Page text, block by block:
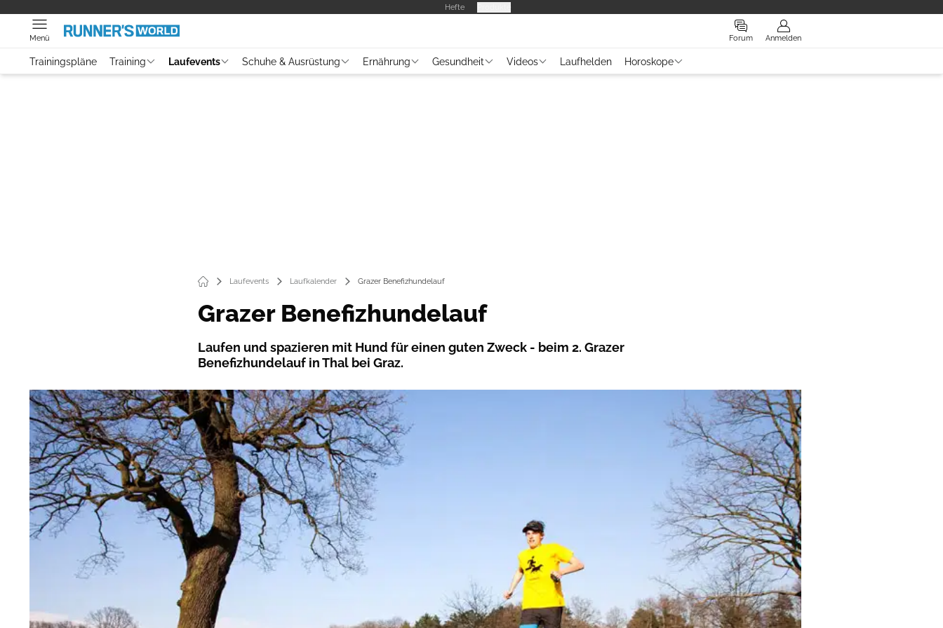
Hefte
Forum Anmelden
Menü
Trainingspläne Training Laufevents Schuhe & Ausrüstung Ernährung Gesundheit Videos Laufhelden Horoskope
Laufevents Laufkalender Grazer Benefizhundelauf
Grazer Benefizhundelauf
Laufen und spazieren mit Hund für einen guten Zweck - beim 2. Grazer
Benefizhundelauf in Thal bei Graz.